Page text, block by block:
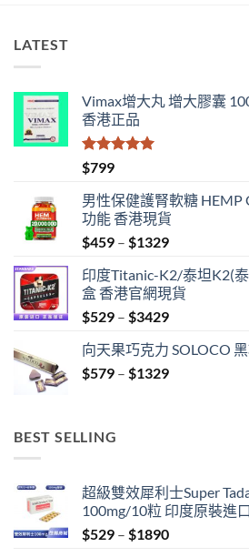
LATEST
Vimax增大丸 增大膠囊
香港正品
評分
滿分 5
$799
男性保健護腎軟糖 HEMP
功能 香港現貨
$459 – $1329Price
$459
through
$1329
印度Titanic-K2/泰坦K2(
盒 香港官網現貨
$529 – $3429Price
$529
through
向天果巧克力 SOLOCO
$579 – $1329Price
BEST SELLING
超級雙效犀利士Super
100mg/10粒 印度原裝進口
$529 – $1890Price